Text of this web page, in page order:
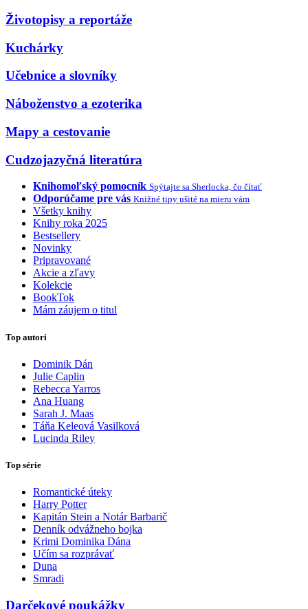
Životopisy a reportáže
Kuchárky
Učebnice a slovníky
Náboženstvo a ezoterika
Mapy a cestovanie
Cudzojazyčná literatúra
Knihomoľský pomocník Spýtajte sa Sherlocka, čo čítať
Odporúčame pre vás Knižné tipy ušité na mieru vám
Všetky knihy
Knihy roka 2025
Bestsellery
Novinky
Pripravované
Akcie a zľavy
Kolekcie
BookTok
Mám záujem o titul
Top autori
Dominik Dán
Julie Caplin
Rebecca Yarros
Ana Huang
Sarah J. Maas
Táňa Keleová Vasilková
Lucinda Riley
Top série
Romantické úteky
Harry Potter
Kapitán Stein a Notár Barbarič
Denník odvážneho bojka
Krimi Dominika Dána
Učím sa rozprávať
Duna
Smradi
Darčekové poukážky